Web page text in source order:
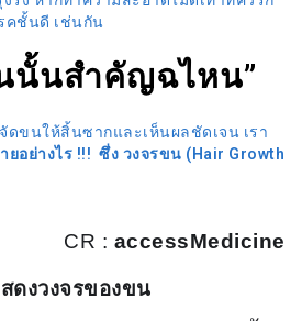
คชั้นดี เช่นกัน
นสำคัญฉไหน”
นให้สิ้นซากและเห็นผลชัดเจน เรา
ยอย่างไร !!! ซึ่ง วงจรขน (Hair Growth
CR : accessMedicine
ดงวงจรของขน